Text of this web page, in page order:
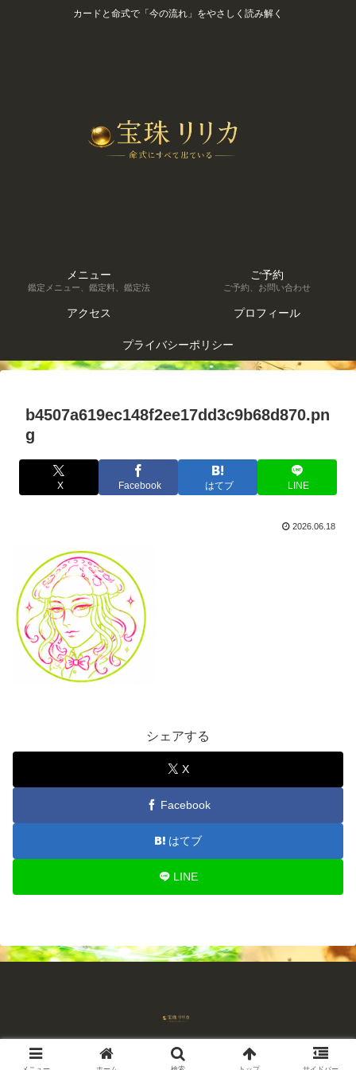
カードと命式で「今の流れ」をやさしく読み解く
メニュー
鑑定メニュー、鑑定料、鑑定法
ご予約
ご予約、お問い合わせ
アクセス プロフィール
プライバシーポリシー
b4507a619ec148f2ee17dd3c9b68d870.pn
g
X Facebook はてブ LINE
2026.06.18
シェアする
X
Facebook
はてブ
LINE
© 2018-2026 占師宝珠リリカ 流れを読む占い.